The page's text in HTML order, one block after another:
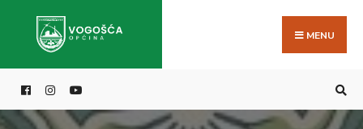
MENU
for: